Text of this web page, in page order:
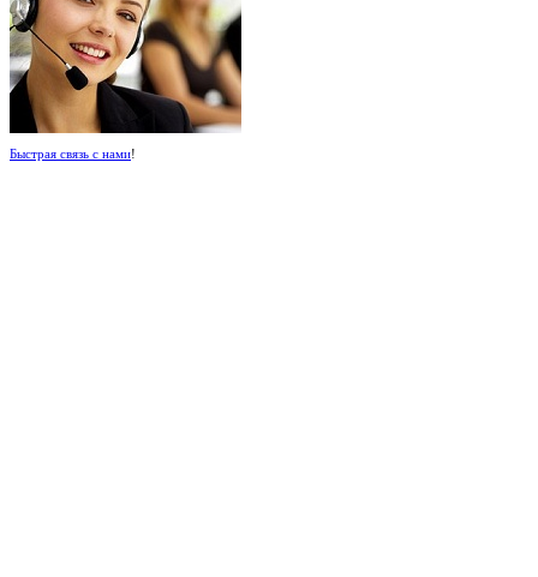
Быстрая связь с нами!